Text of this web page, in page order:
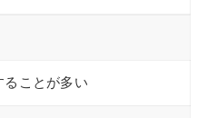
ることが多い